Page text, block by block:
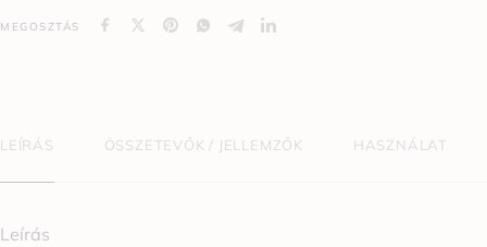
MEGOSZTÁS
LEÍRÁS ÖSSZETEVŐK / JELLEMZŐK HASZNÁLAT
Leírás